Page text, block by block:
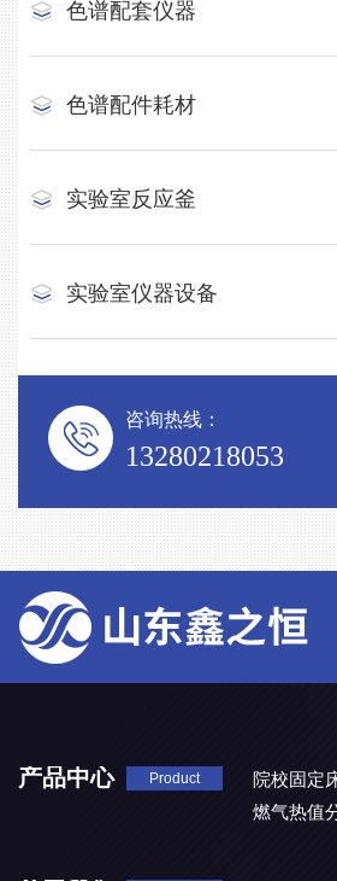
色谱配套仪器
色谱配件耗材
实验室反应釜
实验室仪器设备
咨询热线：
13280218053
产品中心 Product 院校固定
燃气热值